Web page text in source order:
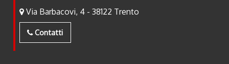
Via Barbacovi, 4 - 38122 Trento
Contatti